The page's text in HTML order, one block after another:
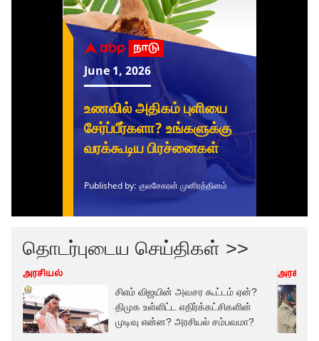
தொடர்புடைய செய்திகள் >>
அரசியல்
சிஎம் விஜயின் அவசர கூட்டம் ஏன்?
திமுக உள்ளிட்ட எதிர்க்கட்சிகளின்
முடிவு என்ன? அரசியல் சம்பவமா?
அரசியல்